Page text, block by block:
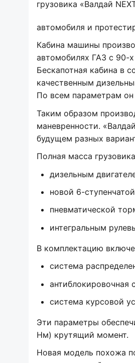
автомобиля и
Кабина машины
автомобилях ГАЗ с 90-
Бескапотная кабина в
качественным
По всем параметрам он
Таким образом
маневренности.
будущем разных
Полная масса
дизельным
новой 6-
пневматической
интегральным
В комплектацию
система
антиблокировочная
система курсовой
Эти параметры
Нм) крутящий момент.
Новая модель похожа